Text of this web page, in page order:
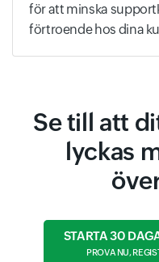
för att minska
förtroende hos dina
Se till att
lyckas
STARTA 30
PROVA NU,